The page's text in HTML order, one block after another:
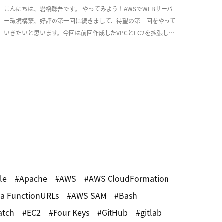
こんにちは、岩橋聡吾です。 やってみよう！AWSでWEBサーバ
ー環境構築、好評の第一回に続きまして、待望の第二回をやって
いきたいと思います。今回は前回作成したVPCとEC2を拡張し、
Apache AWS
AWS CloudFormation
FunctionURLs
AWS SAM
Bash
EC2 Four Keys GitHub gitlab